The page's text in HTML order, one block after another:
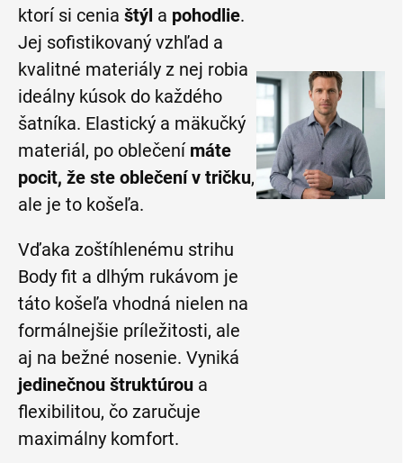
ktorí si cenia štýl a pohodlie.
Jej sofistikovaný vzhľad a
kvalitné materiály z nej robia
ideálny kúsok do každého
šatníka. Elastický a mäkučký
materiál, po oblečení máte
pocit, že ste oblečení v tričku,
ale je to košeľa.
Vďaka zoštíhlenému strihu
Body fit a dlhým rukávom je
táto košeľa vhodná nielen na
formálnejšie príležitosti, ale
aj na bežné nosenie. Vyniká
jedinečnou štruktúrou a
flexibilitou, čo zaručuje
maximálny komfort.